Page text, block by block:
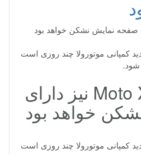
کمپانی موتورولا چند روزی است
گوشی Moto X 2016 نیز دارای
خواهد بود
کمپانی موتورولا چند روزی است